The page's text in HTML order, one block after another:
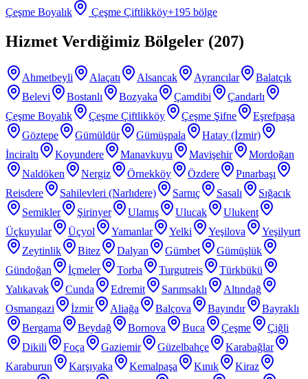
Çeşme Boyalık
Çeşme Çiftlikköy+195 bölge
Hizmet Verdiğimiz Bölgeler (207)
Ahmetbeyli Alaçatı Alsancak Ayrancılar
Balatçık
Belevi
Bostanlı Bozyaka Çamdibi
Çandarlı
Çeşme Boyalık
Çeşme Çiftlikköy Çeşme Şifne
Eşrefpaşa
Göztepe
Gümüldür Gümüşpala
Hatay (İzmir)
İnciraltı
Koyundere Manavkuyu Mavişehir
Mordoğan
Naldöken
Nergiz Örnekköy Özdere
Pınarbaşı
Reisdere
Sahilevleri (Narlıdere) Sarnıç Sasalı
Sığacık
Semikler
Şirinyer Ulamış Ulucak
Ulukent
Üçkuyular
Üçyol Yamanlar Yelki Yeşilova
Yeşilyurt
Zeytinlik
Bitez Dalyan Gümbet
Gümüşlük
Gündoğan
İçmeler Torba Turgutreis
Türkbükü
Yalıkavak
Cunda Edremit Sarımsaklı
Altındağ
Osmangazi
İzmir Aliağa Balçova Bayındır
Bayraklı
Bergama
Beydağ Bornova Buca Çeşme
Çiğli
Dikili
Foça Gaziemir Güzelbahçe
Karabağlar
Karaburun
Karşıyaka Kemalpaşa Kınık
Kiraz